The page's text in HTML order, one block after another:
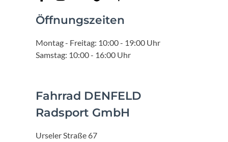
Öffnungszeiten
Montag - Freitag: 10:00 - 19:00 Uhr
Samstag: 10:00 - 16:00 Uhr
Fahrrad DENFELD
Radsport GmbH
Urseler Straße 67